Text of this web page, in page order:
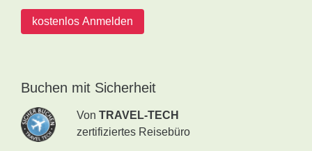
kostenlos Anmelden
Buchen mit Sicherheit
Von TRAVEL-TECH
zertifiziertes Reisebüro